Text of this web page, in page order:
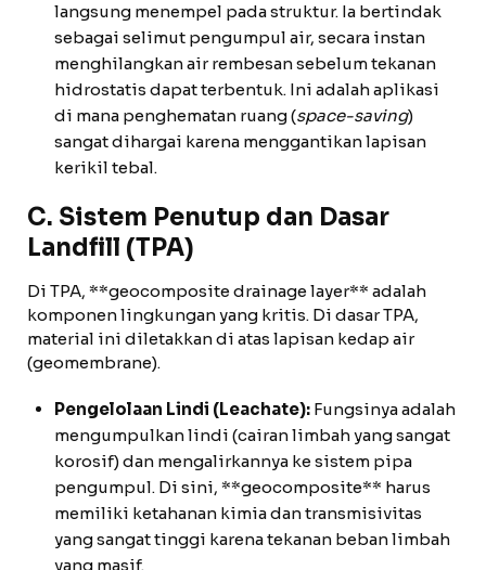
langsung menempel pada struktur. Ia bertindak
sebagai selimut pengumpul air, secara instan
menghilangkan air rembesan sebelum tekanan
hidrostatis dapat terbentuk. Ini adalah aplikasi
di mana penghematan ruang (space-saving)
sangat dihargai karena menggantikan lapisan
kerikil tebal.
C. Sistem Penutup dan Dasar
Landfill (TPA)
Di TPA, **geocomposite drainage layer** adalah
komponen lingkungan yang kritis. Di dasar TPA,
material ini diletakkan di atas lapisan kedap air
(geomembrane).
Pengelolaan Lindi (Leachate): Fungsinya adalah
mengumpulkan lindi (cairan limbah yang sangat
korosif) dan mengalirkannya ke sistem pipa
pengumpul. Di sini, **geocomposite** harus
memiliki ketahanan kimia dan transmisivitas
yang sangat tinggi karena tekanan beban limbah
yang masif.